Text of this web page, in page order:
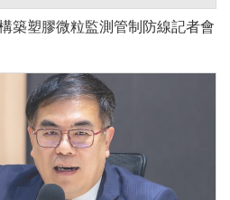
築塑膠微粒監測管制防線記者會